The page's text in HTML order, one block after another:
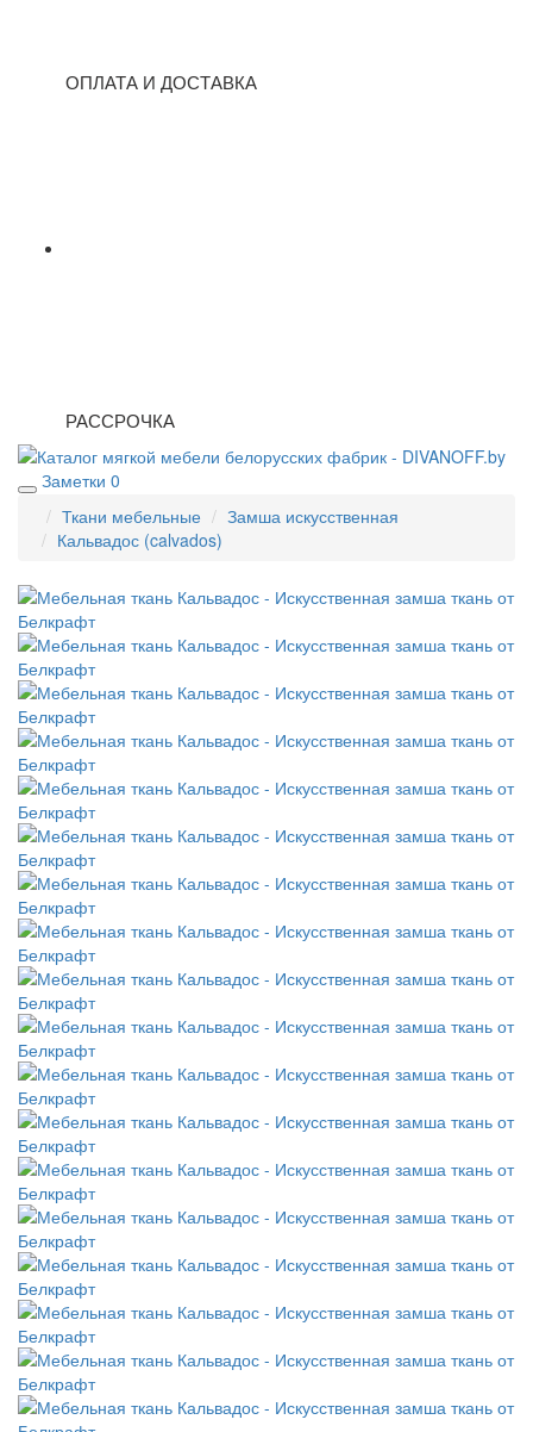
ОПЛАТА И ДОСТАВКА
РАССРОЧКА
Заметки 0
Ткани мебельные
Замша искусственная
Кальвадос (calvados)